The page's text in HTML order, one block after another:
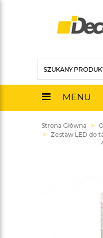
MENU
Strona Główna
Zestaw LED do